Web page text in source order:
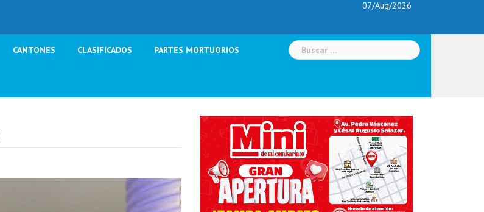
07/Aug/2026
CANTONES CLASIFICADOS PARTES MORTUORIOS Buscar: